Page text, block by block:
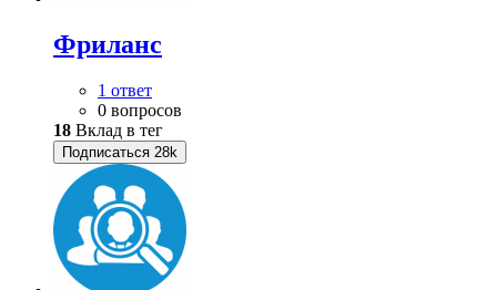
Фриланс
1 ответ
0 вопросов
18 Вклад в тег
Подписаться 28k